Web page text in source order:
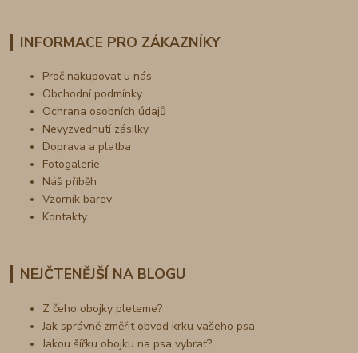
INFORMACE PRO ZÁKAZNÍKY
Proč nakupovat u nás
Obchodní podmínky
Ochrana osobních údajů
Nevyzvednutí zásilky
Doprava a platba
Fotogalerie
Náš příběh
Vzorník barev
Kontakty
NEJČTENĚJŠÍ NA BLOGU
Z čeho obojky pleteme?
Jak správně změřit obvod krku vašeho psa
Jakou šířku obojku na psa vybrat?